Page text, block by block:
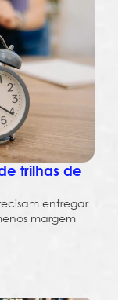
trilhas de
entregar
margem